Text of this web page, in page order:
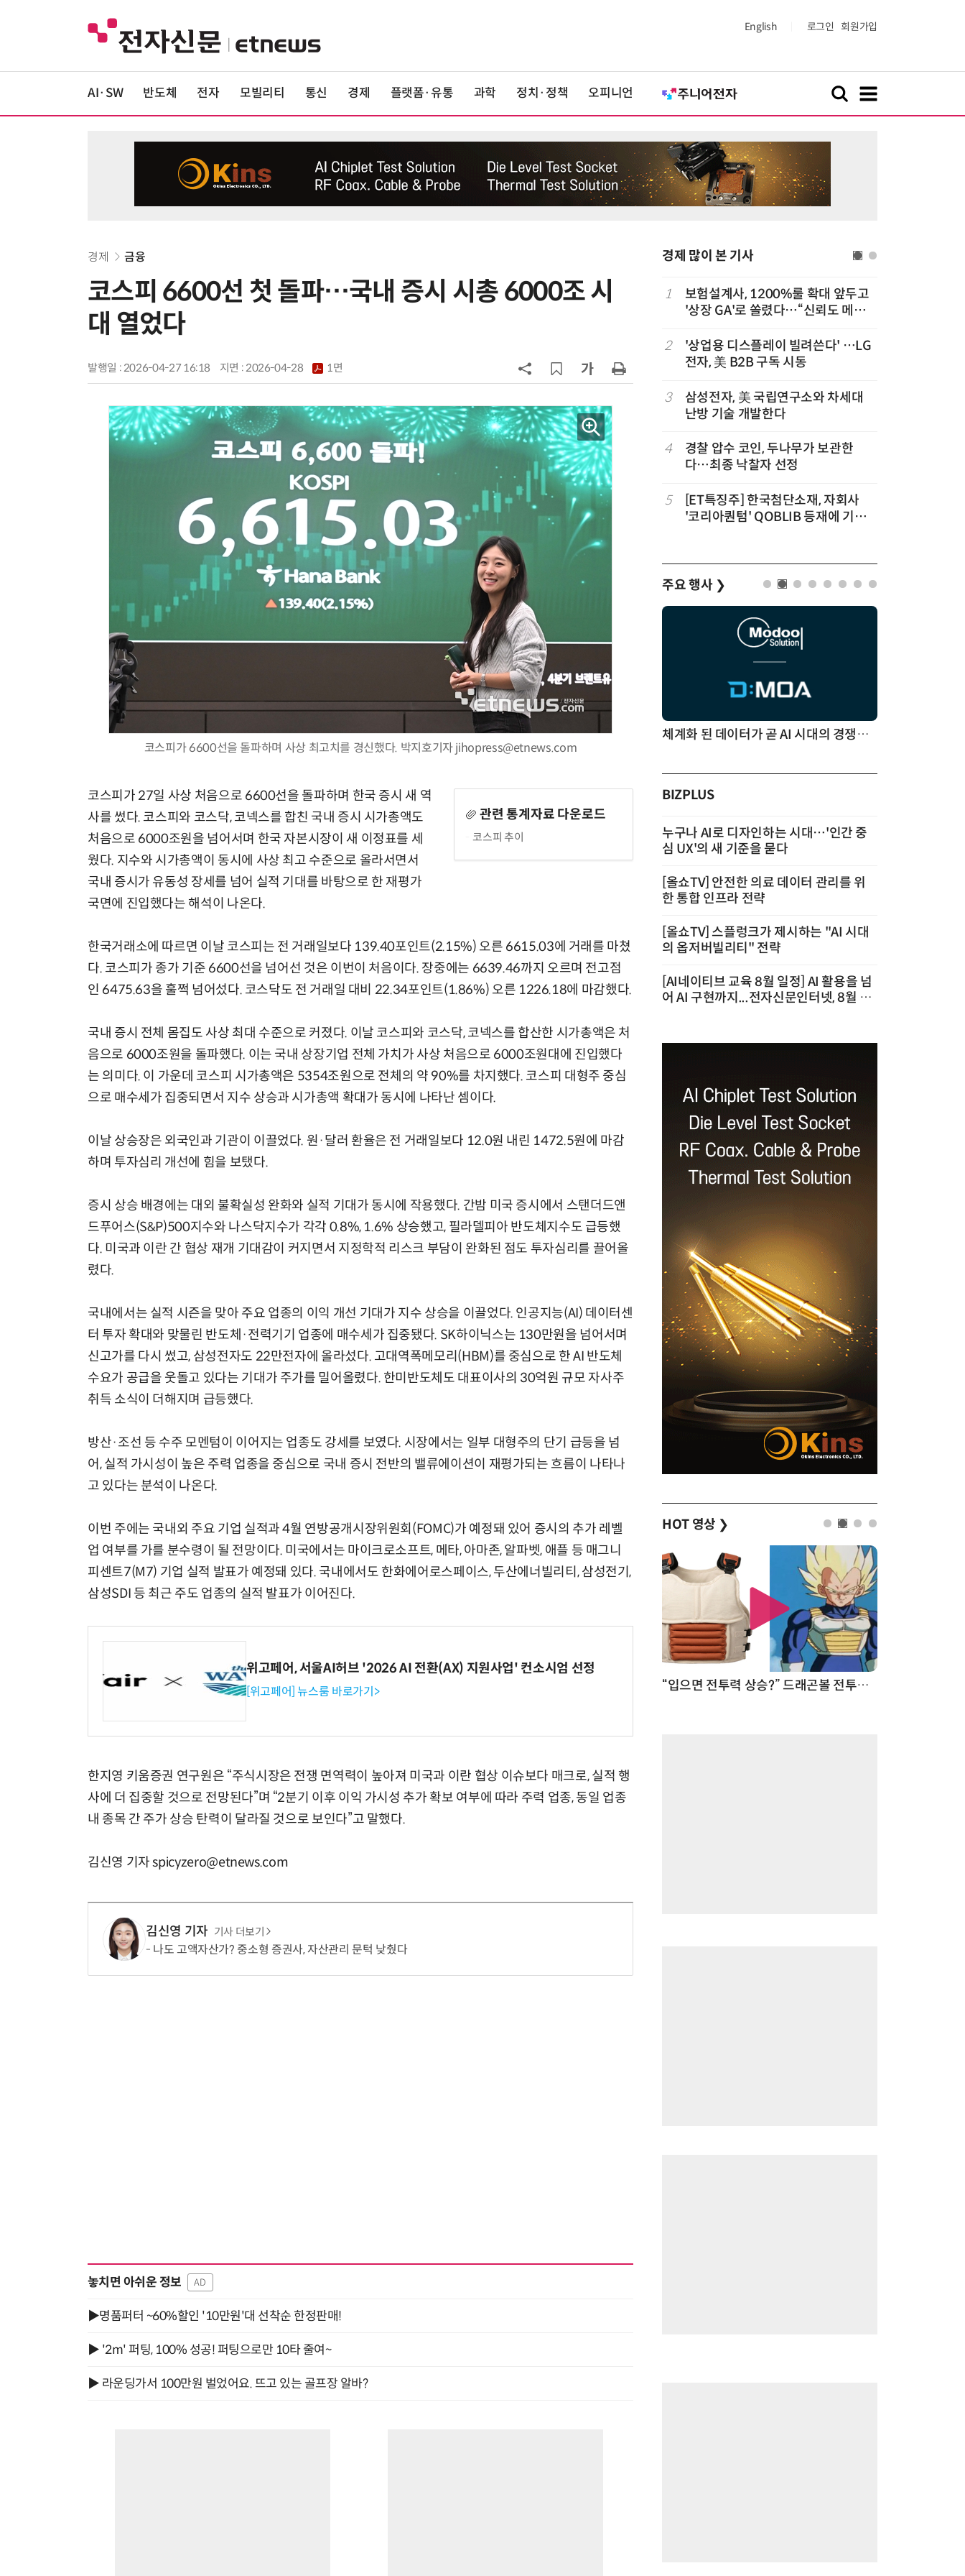
English 로그인 회원가입
AI·SW 반도체 전자 모빌리티 통신 경제 플랫폼·유통 과학 정치·정책 오피니언
경제 금융
코스피 6600선 첫 돌파…국내 증시 시총 6000조 시
대 열었다
발행일 : 2026-04-27 16:18 지면 :2026-04-28 1면
코스피가 6600선을 돌파하며 사상 최고치를 경신했다. 박지호기자 jihopress@etnews.com
관련 통계자료 다운로드
코스피 추이
코스피가 27일 사상 처음으로 6600선을 돌파하며 한국 증시 새 역
사를 썼다. 코스피와 코스닥, 코넥스를 합친 국내 증시 시가총액도
처음으로 6000조원을 넘어서며 한국 자본시장이 새 이정표를 세
웠다. 지수와 시가총액이 동시에 사상 최고 수준으로 올라서면서
국내 증시가 유동성 장세를 넘어 실적 기대를 바탕으로 한 재평가
국면에 진입했다는 해석이 나온다.
한국거래소에 따르면 이날 코스피는 전 거래일보다 139.40포인트(2.15%) 오른 6615.03에 거래를 마쳤
다. 코스피가 종가 기준 6600선을 넘어선 것은 이번이 처음이다. 장중에는 6639.46까지 오르며 전고점
인 6475.63을 훌쩍 넘어섰다. 코스닥도 전 거래일 대비 22.34포인트(1.86%) 오른 1226.18에 마감했다.
국내 증시 전체 몸집도 사상 최대 수준으로 커졌다. 이날 코스피와 코스닥, 코넥스를 합산한 시가총액은 처
음으로 6000조원을 돌파했다. 이는 국내 상장기업 전체 가치가 사상 처음으로 6000조원대에 진입했다
는 의미다. 이 가운데 코스피 시가총액은 5354조원으로 전체의 약 90%를 차지했다. 코스피 대형주 중심
으로 매수세가 집중되면서 지수 상승과 시가총액 확대가 동시에 나타난 셈이다.
이날 상승장은 외국인과 기관이 이끌었다. 원·달러 환율은 전 거래일보다 12.0원 내린 1472.5원에 마감
하며 투자심리 개선에 힘을 보탰다.
증시 상승 배경에는 대외 불확실성 완화와 실적 기대가 동시에 작용했다. 간밤 미국 증시에서 스탠더드앤
드푸어스(S&P)500지수와 나스닥지수가 각각 0.8%, 1.6% 상승했고, 필라델피아 반도체지수도 급등했
다. 미국과 이란 간 협상 재개 기대감이 커지면서 지정학적 리스크 부담이 완화된 점도 투자심리를 끌어올
렸다.
국내에서는 실적 시즌을 맞아 주요 업종의 이익 개선 기대가 지수 상승을 이끌었다. 인공지능(AI) 데이터센
터 투자 확대와 맞물린 반도체·전력기기 업종에 매수세가 집중됐다. SK하이닉스는 130만원을 넘어서며
신고가를 다시 썼고, 삼성전자도 22만전자에 올라섰다. 고대역폭메모리(HBM)를 중심으로 한 AI 반도체
수요가 공급을 웃돌고 있다는 기대가 주가를 밀어올렸다. 한미반도체도 대표이사의 30억원 규모 자사주
취득 소식이 더해지며 급등했다.
방산·조선 등 수주 모멘텀이 이어지는 업종도 강세를 보였다. 시장에서는 일부 대형주의 단기 급등을 넘
어, 실적 가시성이 높은 주력 업종을 중심으로 국내 증시 전반의 밸류에이션이 재평가되는 흐름이 나타나
고 있다는 분석이 나온다.
이번 주에는 국내외 주요 기업 실적과 4월 연방공개시장위원회(FOMC)가 예정돼 있어 증시의 추가 레벨
업 여부를 가를 분수령이 될 전망이다. 미국에서는 마이크로소프트, 메타, 아마존, 알파벳, 애플 등 매그니
피센트7(M7) 기업 실적 발표가 예정돼 있다. 국내에서도 한화에어로스페이스, 두산에너빌리티, 삼성전기,
삼성SDI 등 최근 주도 업종의 실적 발표가 이어진다.
위고페어, 서울AI허브 '2026 AI 전환(AX) 지원사업' 컨소시엄 선정
[위고페어] 뉴스룸 바로가기>
한지영 키움증권 연구원은 “주식시장은 전쟁 면역력이 높아져 미국과 이란 협상 이슈보다 매크로, 실적 행
사에 더 집중할 것으로 전망된다”며 “2분기 이후 이익 가시성 추가 확보 여부에 따라 주력 업종, 동일 업종
내 종목 간 주가 상승 탄력이 달라질 것으로 보인다”고 말했다.
김신영 기자 spicyzero@etnews.com
김신영 기자 기사 더보기
나도 고액자산가? 중소형 증권사, 자산관리 문턱 낮췄다
놓치면 아쉬운 정보 AD
▶명품퍼터 ~60%할인 '10만원'대 선착순 한정판매!
▶ '2m' 퍼팅, 100% 성공! 퍼팅으로만 10타 줄여~
▶ 라운딩가서 100만원 벌었어요. 뜨고 있는 골프장 알바?
경제 많이 본 기사
6
6월 경상수지 497억달러 '역대 최
영…“생태계 성장 기반 확충”
서민 신용평가 사각지대 메운다
9
KB차차차 “포르쉐 브랜드 중고차 판
매량 1위는 '포르쉐 카이엔'”
10
[人사이트] 조성일 KDAC 대표 “국세
청 수탁은 시작…공공 가상자산 표
준 만들겠다”
1
보험설계사, 1200%룰 확대 앞두고
'상장 GA'로 쏠렸다…“신뢰도 메리
2
'상업용 디스플레이 빌려쓴다' …LG
전자, 美 B2B 구독 시동
3
삼성전자, 美 국립연구소와 차세대
난방 기술 개발한다
4
경찰 압수 코인, 두나무가 보관한
다…최종 낙찰자 선정
5
[ET특징주] 한국첨단소재, 자회사
'코리아퀀텀' QOBLIB 등재에 기대
주요 행사 ❯
AI Native Enterprise를 지원하는 AI Ready Data 플랫폼 활용 전략 체계화 된 데이터가 곧 AI 시대의 경쟁력이다
BIZPLUS
누구나 AI로 디자인하는 시대…'인간 중
심 UX'의 새 기준을 묻다
[올쇼TV] 안전한 의료 데이터 관리를 위
한 통합 인프라 전략
[올쇼TV] 스플렁크가 제시하는 "AI 시대
의 옵저버빌리티" 전략
[AI네이티브 교육 8월 일정] AI 활용을 넘
어 AI 구현까지...전자신문인터넷, 8월 실
HOT 영상 ❯
“입으면 전투력 상승?” 드래곤볼 전투복 닮은 중량조끼